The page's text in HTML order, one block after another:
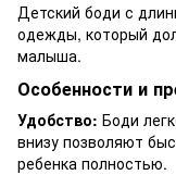
Детский боди с
одежды, который
малыша.
Особенности и
Удобство: Боди
внизу позволяют
ребенка полностью.